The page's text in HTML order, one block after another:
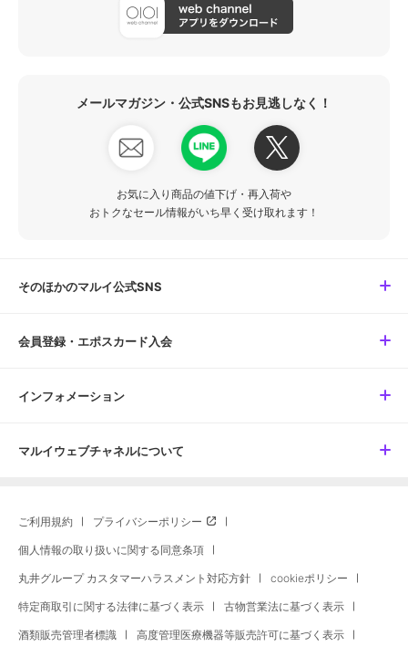
メールマガジン・公式SNSもお見逃しなく！
お気に入り商品の値下げ・再入荷や
おトクなセール情報がいち早く受け取れます！
そのほかのマルイ公式SNS
会員登録・エポスカード入会
インフォメーション
マルイウェブチャネルについて
ご利用規約 プライバシーポリシー
個人情報の取り扱いに関する同意条項
丸井グループ カスタマーハラスメント対応方針 cookieポリシー
特定商取引に関する法律に基づく表示 古物営業法に基づく表示
酒類販売管理者標識 高度管理医療機器等販売許可に基づく表示